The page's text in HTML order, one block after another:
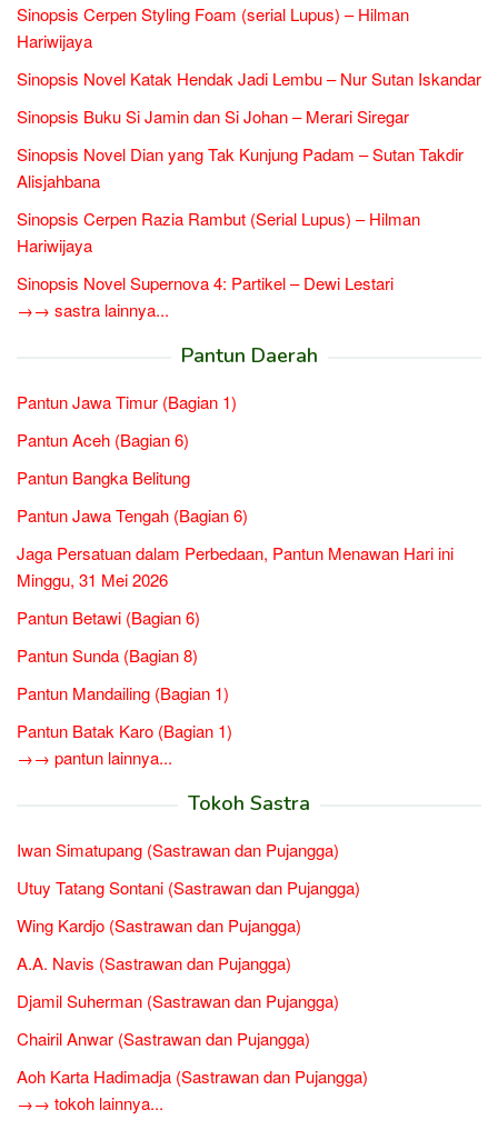
Sinopsis Cerpen Styling Foam (serial Lupus) – Hilman
Hariwijaya
Sinopsis Novel Katak Hendak Jadi Lembu – Nur Sutan Iskandar
Sinopsis Buku Si Jamin dan Si Johan – Merari Siregar
Sinopsis Novel Dian yang Tak Kunjung Padam – Sutan Takdir
Alisjahbana
Sinopsis Cerpen Razia Rambut (Serial Lupus) – Hilman
Hariwijaya
Sinopsis Novel Supernova 4: Partikel – Dewi Lestari
→→ sastra lainnya...
Pantun Daerah
Pantun Jawa Timur (Bagian 1)
Pantun Aceh (Bagian 6)
Pantun Bangka Belitung
Pantun Jawa Tengah (Bagian 6)
Jaga Persatuan dalam Perbedaan, Pantun Menawan Hari ini
Minggu, 31 Mei 2026
Pantun Betawi (Bagian 6)
Pantun Sunda (Bagian 8)
Pantun Mandailing (Bagian 1)
Pantun Batak Karo (Bagian 1)
→→ pantun lainnya...
Tokoh Sastra
Iwan Simatupang (Sastrawan dan Pujangga)
Utuy Tatang Sontani (Sastrawan dan Pujangga)
Wing Kardjo (Sastrawan dan Pujangga)
A.A. Navis (Sastrawan dan Pujangga)
Djamil Suherman (Sastrawan dan Pujangga)
Chairil Anwar (Sastrawan dan Pujangga)
Aoh Karta Hadimadja (Sastrawan dan Pujangga)
→→ tokoh lainnya...